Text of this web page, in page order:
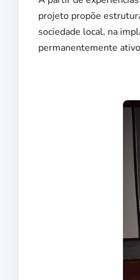
projeto propõe
sociedade local, na
permanentemente